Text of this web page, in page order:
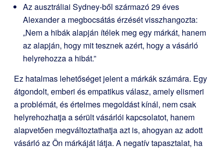
Az ausztráliai Sydney-ből származó 29 éves
Alexander a megbocsátás érzését visszhangozta:
„Nem a hibák alapján ítélek meg egy márkát, hanem
az alapján, hogy mit tesznek azért, hogy a vásárló
helyrehozza a hibát.”
Ez hatalmas lehetőséget jelent a márkák számára. Egy
átgondolt, emberi és empatikus válasz, amely elismeri
a problémát, és értelmes megoldást kínál, nem csak
helyrehozhatja a sérült vásárlói kapcsolatot, hanem
alapvetően megváltoztathatja azt is, ahogyan az adott
vásárló az Ön márkáját látja. A negatív tapasztalat, ha